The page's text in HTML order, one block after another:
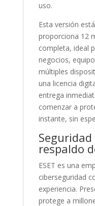
uso.
Esta versión
proporciona 12
completa, ideal
negocios,
múltiples
una licencia
entrega
comenzar a
instante, sin
respaldo
ESET es una
ciberseguridad
experiencia.
protege a